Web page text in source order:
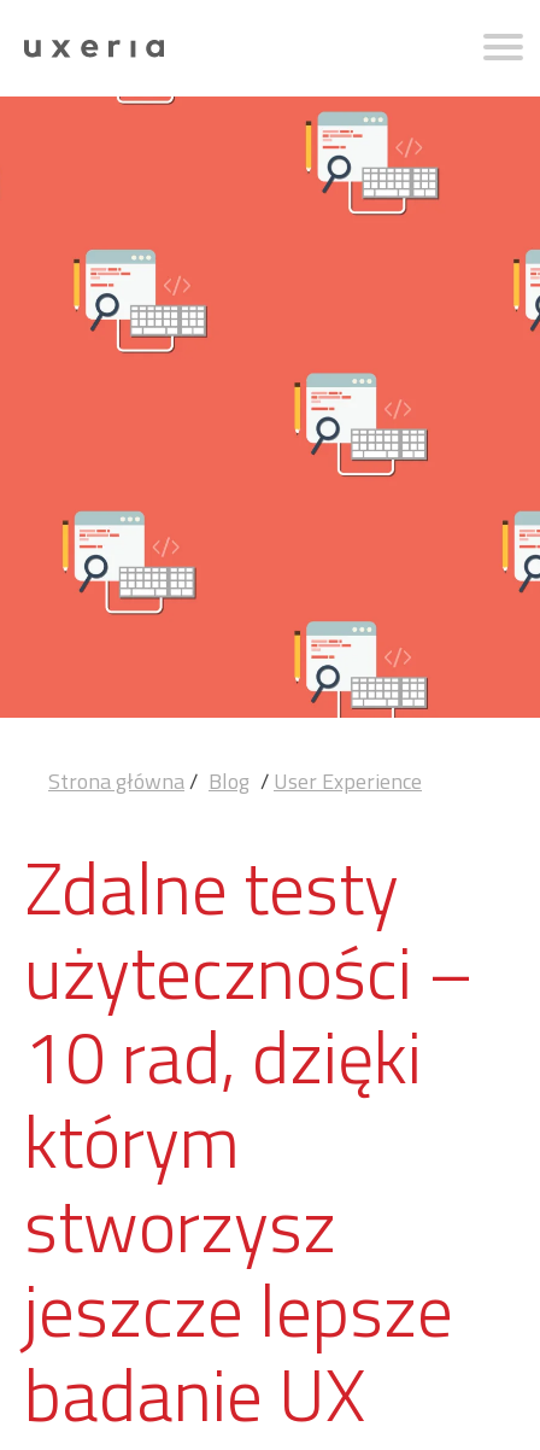
Strona główna/ Blog /User Experience
Zdalne testy
użyteczności –
10 rad, dzięki
którym
stworzysz
jeszcze lepsze
badanie UX